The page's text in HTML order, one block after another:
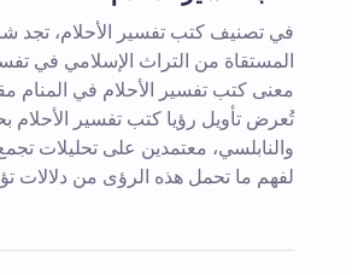
في تصنيف كتب تفسير الأحلام، تجد
المستقاة من التراث الإسلامي في
معنى كتب تفسير الأحلام في المنام
تُعرض تأويل رؤيا كتب تفسير الأحلام
والنابلسي، معتمدين على تحليلات
لفهم ما تحمل هذه الرؤى من دلالات